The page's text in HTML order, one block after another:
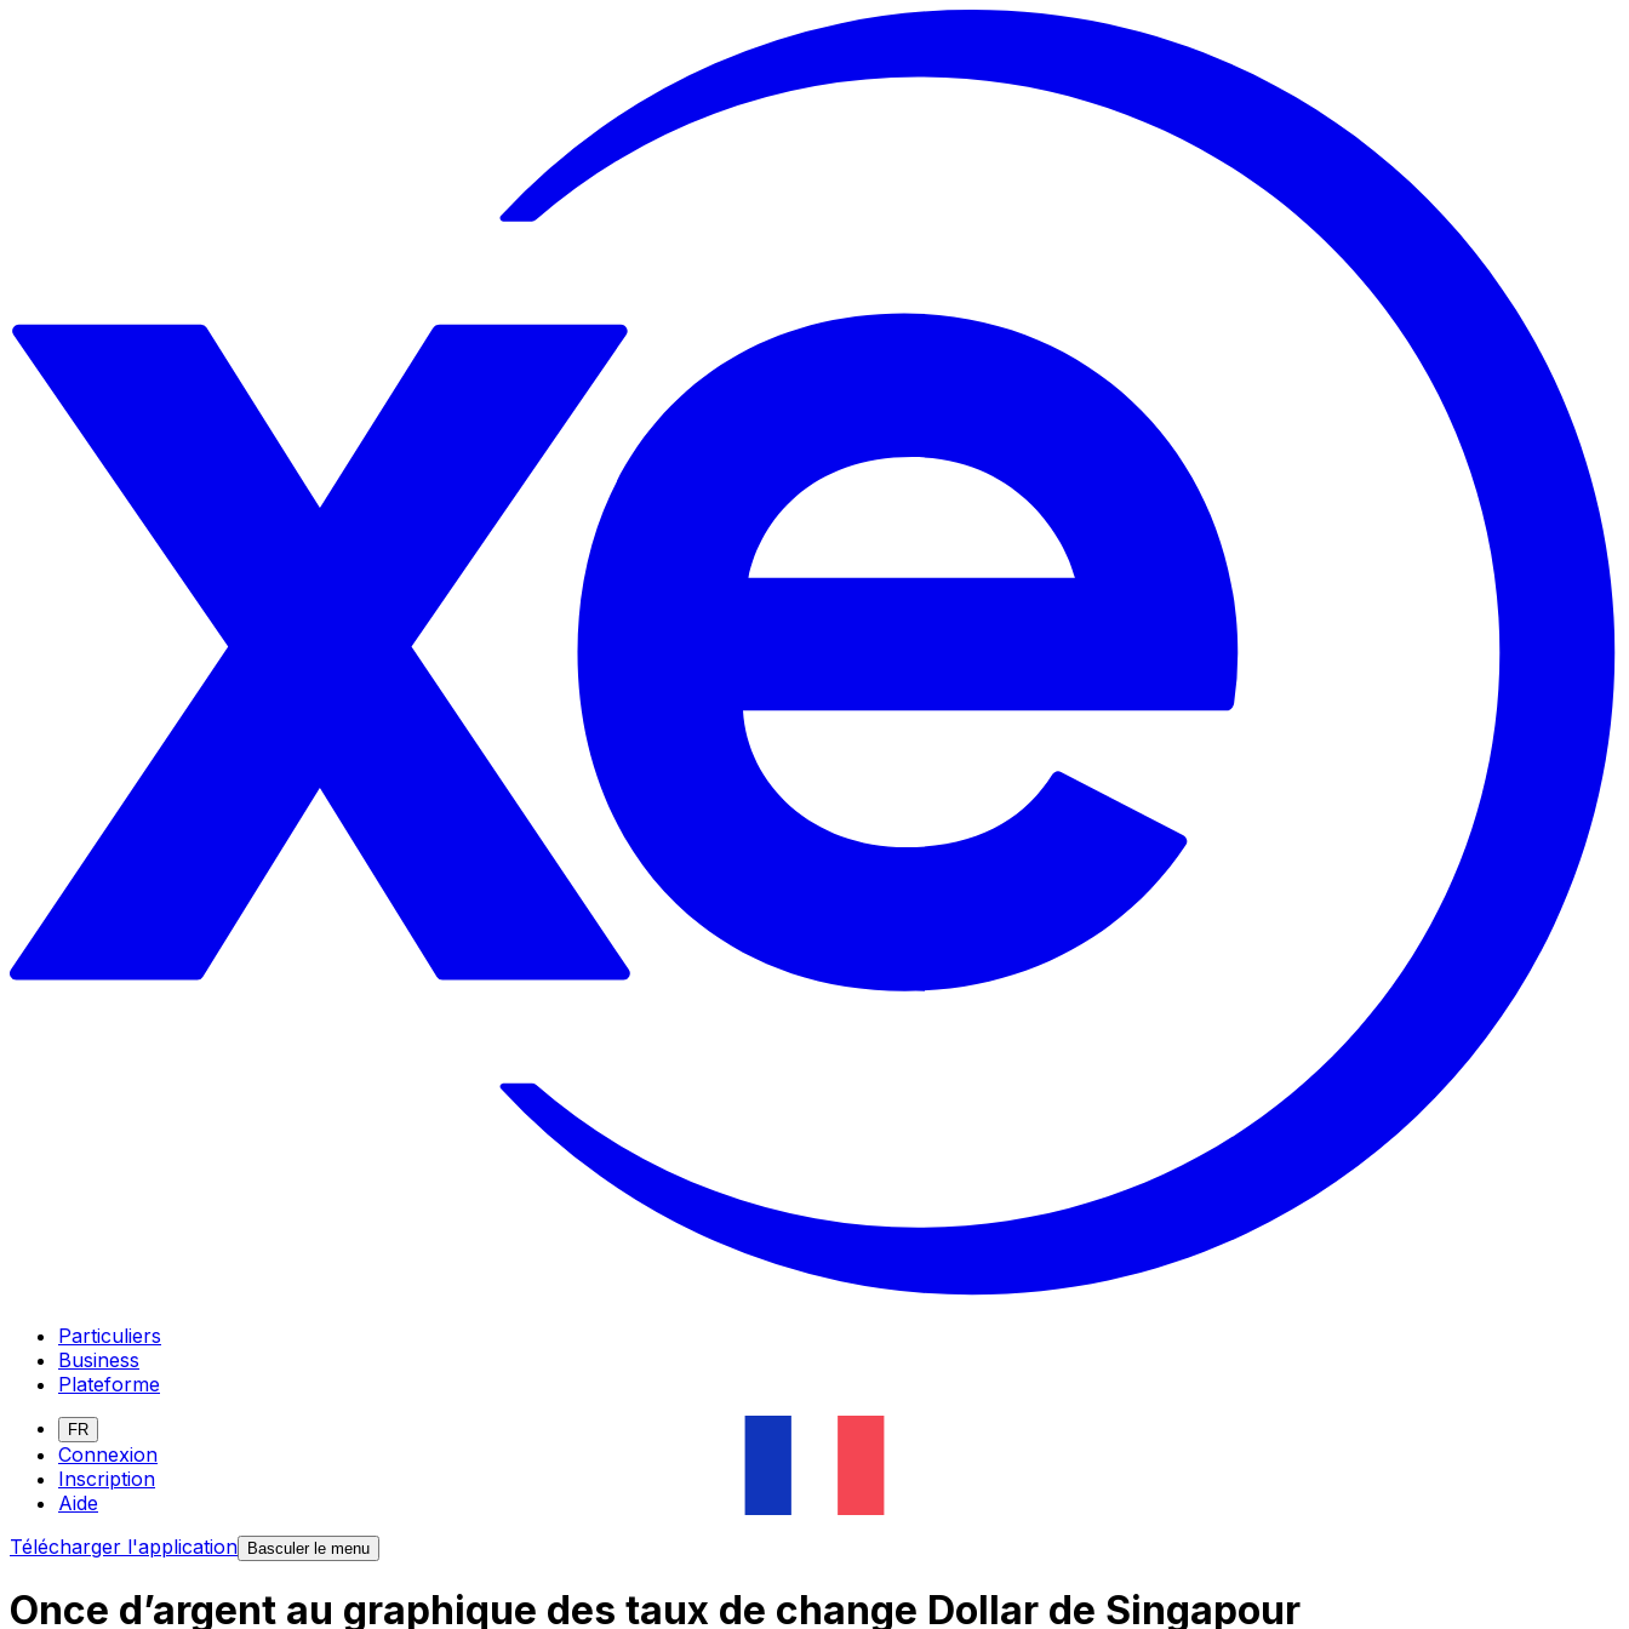
Particuliers
Business
Plateforme
FR
Connexion
Inscription
Aide
Télécharger l'application Basculer le menu
Once d’argent au graphique des taux de change Dollar de Singapour